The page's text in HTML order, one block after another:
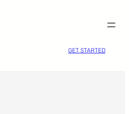
GET STARTED